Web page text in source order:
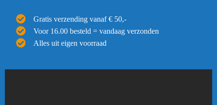
Gratis verzending vanaf € 50,-
Voor 16.00 besteld = vandaag verzonden
Alles uit eigen voorraad